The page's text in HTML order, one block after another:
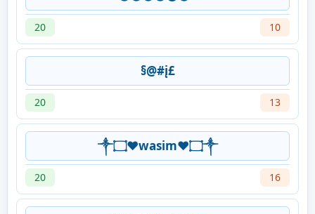
20 10
§@#į£
20 13
༒۝♥wasim♥۝༒
20 16